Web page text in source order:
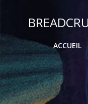
contenu
ACCUEIL